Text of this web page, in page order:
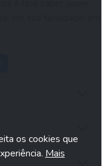
os cookies que
Mais